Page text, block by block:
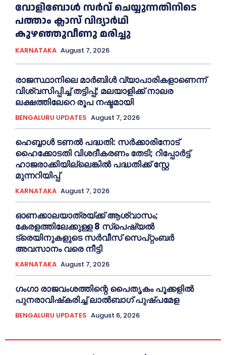
വോളിബോൾ സർവ് ചെയ്യുന്നതിനിടെ
പത്താം ക്ലാസ് വിദ്യാർഥി
കുഴഞ്ഞുവീണു മരിച്ചു
KARNATAKA August 7, 2026
രാജസ്ഥാനിലെ മാർബിൾ വ്യാപാരികളാണെന്ന്
വിശ്വസിപ്പിച്ച് തട്ടിപ്പ്; മലയാളിക്ക് നാലര
ലക്ഷത്തിലേറെ രൂപ നഷ്ടമായി
BENGALURU UPDATES August 7, 2026
ഹെബ്ബാൾ ടണൽ പദ്ധതി: സർക്കാരിനോട്
ഹൈക്കോടതി വിശദീകരണം തേടി; റിപ്പോർട്ട്
ഹാജരാക്കിയില്ലെങ്കിൽ പദ്ധതിക്ക് സ്റ്റേ
മുന്നറിയിപ്പ്
KARNATAKA August 7, 2026
ഓണക്കാലയാത്രയ്ക്ക് ആശ്വാസം;
കേരളത്തിലേക്കുള്ള 8 സ്പെഷ്യൽ
ട്രെയിനുകളുടെ സർവീസ് സെപ്റ്റംബർ
അവസാനം വരെ നീട്ടി
KARNATAKA August 7, 2026
ഗംഗാ രാജവംശത്തിന്റെ പൈതൃകം പൂക്കളിൽ
പുനരാവിഷ്‌കരിച്ച് ലാൽബാഗ് പുഷ്പമേള
BENGALURU UPDATES August 6, 2026